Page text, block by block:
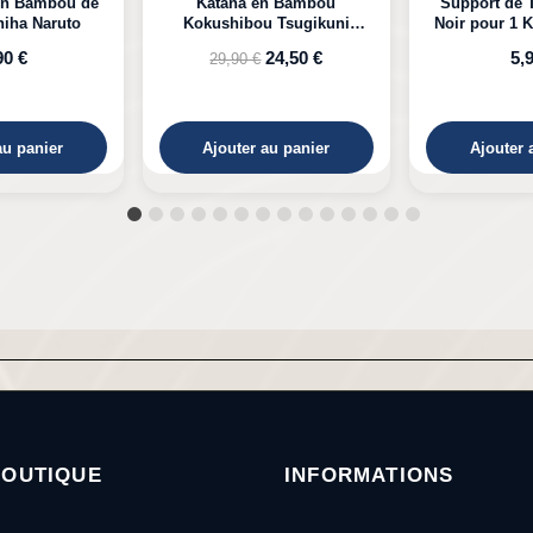
Tsugikuni
€
panier
Noir pour 1 Katana à Poser
5,99 €
Ajouter au panier
Kyojuro
Ajouter
INFORMATIONS